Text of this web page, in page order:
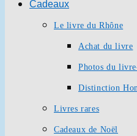
Cadeaux
Le livre du Rhône
Achat du livre
Photos du
Distinction
Livres rares
Cadeaux de Noël